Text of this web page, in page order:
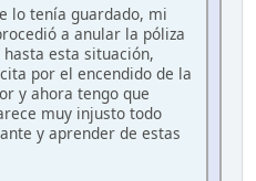
lo tenía guardado, mi
a anular la póliza
esta situación,
por el encendido de la
y ahora tengo que
muy injusto todo
y aprender de estas